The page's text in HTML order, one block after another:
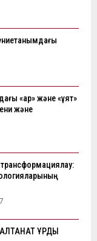
«ар» және «ұят»
және
трансформациялау:
ҚҰРДЫ